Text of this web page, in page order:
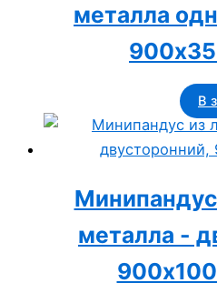
металла
В
Минипандус
металла -